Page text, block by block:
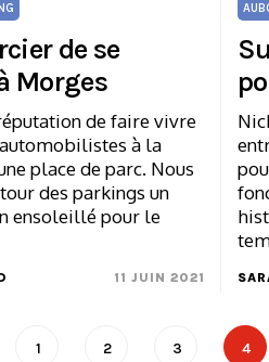
de se
Morges
de faire vivre
à la
place de parc. Nous
des parkings un
ensoleillé pour le
11 JUIN 2021
1 2 3 4